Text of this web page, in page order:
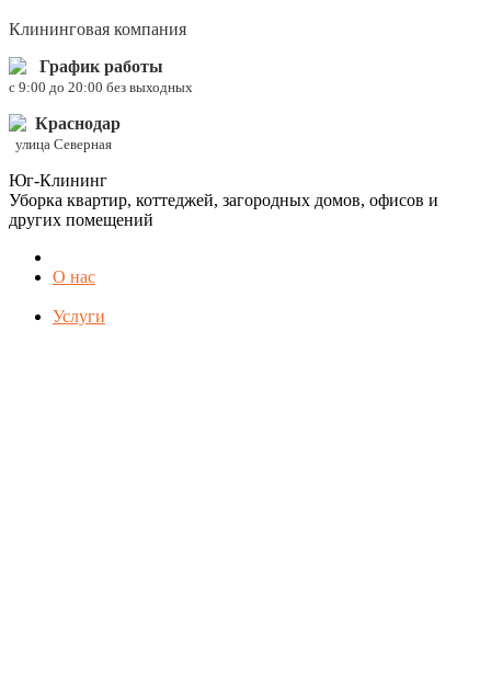
Клининговая компания
График работы
c 9:00 до 20:00 без выходных
Краснодар
улица Северная
Юг-Клининг
Уборка квартир, коттеджей, загородных домов, офисов и
других помещений
О нас
Услуги